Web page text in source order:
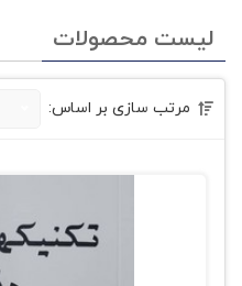
لیست محصولات
مرتب سازی بر اساس: